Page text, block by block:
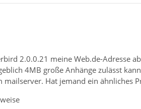
2.0.0.21 meine Web.de-Adresse
4MB große Anhänge zulässt
mailserver. Hat jemand ein ähnliches